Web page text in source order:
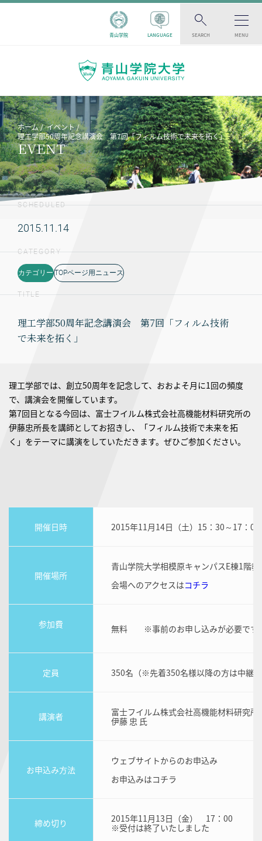
青山学院 LANGUAGE SEARCH MENU
ホーム
イベント
理工学部50周年記念講演会 第7回「フィルム技術で未来を拓く」
EVENT
SCHEDULED
2015.11.14
CATEGORY
カテゴリー TOPページ用ニュース
TITLE
理工学部50周年記念講演会 第7回「フィルム技術
で未来を拓く」
理工学部では、創立50周年を記念して、おおよそ月に1回の頻度
で、講演会を開催しています。
第7回目となる今回は、富士フイルム株式会社高機能材料研究所の
伊藤忠所長を講師としてお招きし、「フィルム技術で未来を拓
く」をテーマに講演をしていただきます。ぜひご参加ください。
開催日時 2015年11月14日（土）15：30～17：
開催場所
青山学院大学相模原キャンパスE棟1階教
会場へのアクセスはコチラ
参加費 無料 ※事前のお申し込みが必要です
定員 350名（※先着350名様以降の方は中継
講演者
富士フイルム株式会社高機能材料研究
伊藤 忠 氏
お申込み方法
ウェブサイトからのお申込み
お申込みはコチラ
締め切り
2015年11月13日（金） 17：00
※受付は終了いたしました